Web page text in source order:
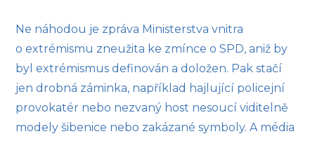
Ne náhodou je zpráva Ministerstva vnitra
o extrémismu zneužita ke zmínce o SPD, aniž by
byl extrémismus definován a doložen. Pak stačí
jen drobná záminka, například hajlující policejní
provokatér nebo nezvaný host nesoucí viditelně
modely šibenice nebo zakázané symboly. A média